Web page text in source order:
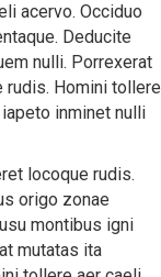
acervo. Occiduo
Deducite
nulli. Porrexerat
rudis. Homini tollere
inminet nulli
locoque rudis.
origo zonae
montibus igni
mutatas ita